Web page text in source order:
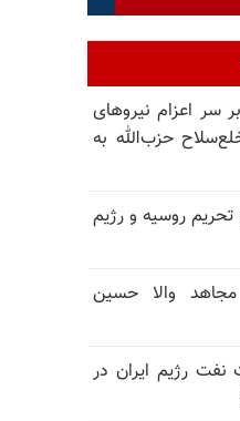
سر اعزام نیروهای
حزب‌الله به
تحریم روسیه و رژیم
والا حسین
نفت رژیم ایران در